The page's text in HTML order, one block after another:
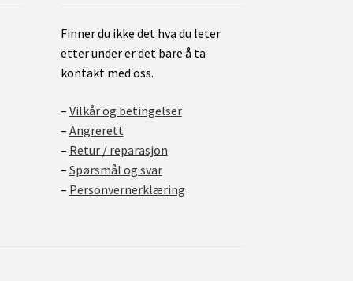
Finner du ikke det hva du leter
etter under er det bare å ta
kontakt med oss.
– Vilkår og betingelser
– Angrerett
– Retur / reparasjon
– Spørsmål og svar
– Personvernerklæring